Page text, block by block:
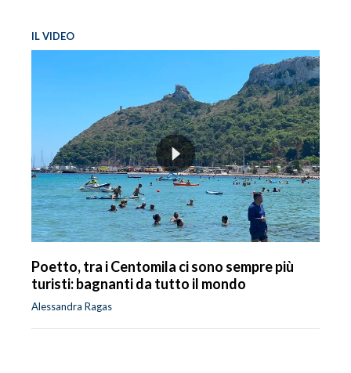
IL VIDEO
Poetto, tra i Centomila ci sono sempre più
turisti: bagnanti da tutto il mondo
Alessandra Ragas